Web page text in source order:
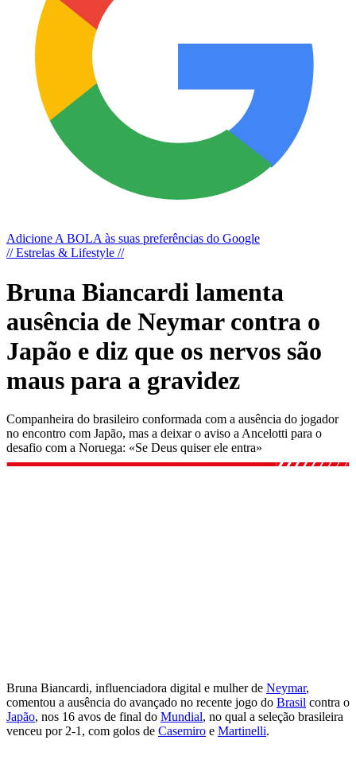
Adicione A BOLA às suas preferências do Google
// Estrelas & Lifestyle //
Bruna Biancardi lamenta
ausência de Neymar contra o
Japão e diz que os nervos são
maus para a gravidez
Companheira do brasileiro conformada com a ausência do jogador
no encontro com Japão, mas a deixar o aviso a Ancelotti para o
desafio com a Noruega: «Se Deus quiser ele entra»
Bruna Biancardi, influenciadora digital e mulher de Neymar,
comentou a ausência do avançado no recente jogo do Brasil contra o
Japão, nos 16 avos de final do Mundial, no qual a seleção brasileira
venceu por 2-1, com golos de Casemiro e Martinelli.